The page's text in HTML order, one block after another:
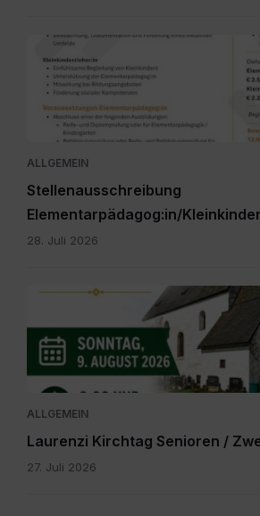
Personalpool
Bezirk
Feldkirchen
St.
Veit.pdf
ALLGEMEIN
Stellenausschreibung
Elementarpädagog:in/
28. Juli 2026
IMG-
WA0000.jpg
ALLGEMEIN
Laurenzi Kirchtag Senioren /
27. Juli 2026